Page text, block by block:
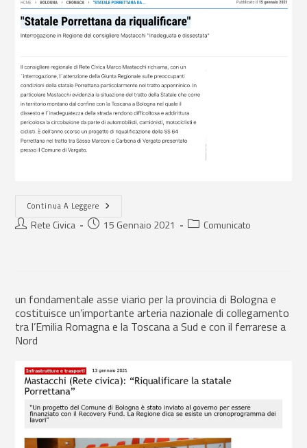
Continua A Leggere
Rete Civica 15 Gennaio 2021 Comunicato
un fondamentale asse viario per la provincia di Bologna e
costituisce un’importante arteria nazionale di collegamento
tra l’Emilia Romagna e la Toscana a Sud e con il ferrarese a
Nord